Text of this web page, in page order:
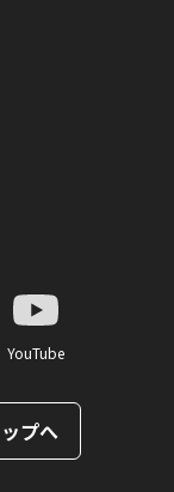
YouTube
プへ